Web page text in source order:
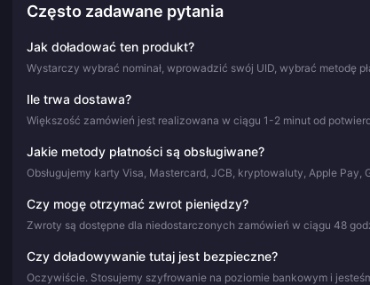
Często zadawane pytania
Jak doładować ten produkt?
Wystarczy wybrać nominał, wprowadzić swój UID, wybrać metodę
Ile trwa dostawa?
Większość zamówień jest realizowana w ciągu 1-2 minut od
Jakie metody płatności są obsługiwane?
Obsługujemy karty Visa, Mastercard, JCB, kryptowaluty, Apple Pay,
Czy mogę otrzymać zwrot pieniędzy?
Zwroty są dostępne dla niedostarczonych zamówień w ciągu 48
Czy doładowywanie tutaj jest bezpieczne?
Oczywiście. Stosujemy szyfrowanie na poziomie bankowym i